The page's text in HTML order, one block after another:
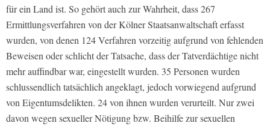
für ein Land ist. So gehört auch zur Wahrheit, dass 267
Ermittlungsverfahren von der Kölner Staatsanwaltschaft erfasst
wurden, von denen 124 Verfahren vorzeitig aufgrund von fehlenden
Beweisen oder schlicht der Tatsache, dass der Tatverdächtige nicht
mehr auffindbar war, eingestellt wurden. 35 Personen wurden
schlussendlich tatsächlich angeklagt, jedoch vorwiegend aufgrund
von Eigentumsdelikten. 24 von ihnen wurden verurteilt. Nur zwei
davon wegen sexueller Nötigung bzw. Beihilfe zur sexuellen